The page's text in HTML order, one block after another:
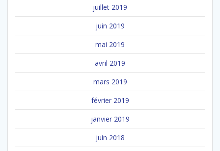
juillet 2019
juin 2019
mai 2019
avril 2019
mars 2019
février 2019
janvier 2019
juin 2018